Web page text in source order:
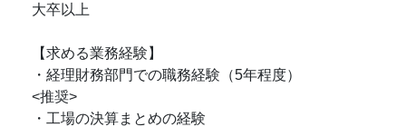
大卒以上
【求める業務経験】
・経理財務部門での職務経験（5年程度）
<推奨>
・工場の決算まとめの経験